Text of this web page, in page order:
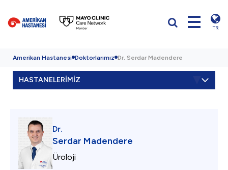
TR
Amerikan Hastanesi Doktorlarımız Dr. Serdar Madendere
HASTANELERİMİZ
Dr.
Serdar Madendere
Üroloji